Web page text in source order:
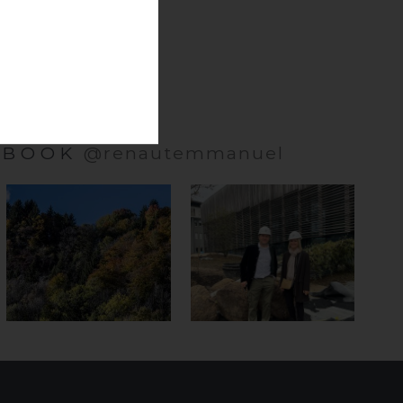
@renautemmanuel